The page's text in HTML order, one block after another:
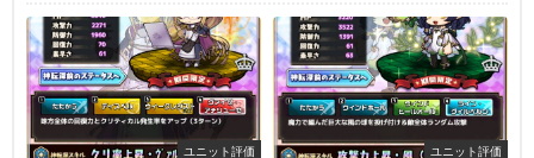
ユニット評価 ユニット評価